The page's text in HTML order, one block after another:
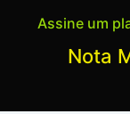
Assine um
Nota